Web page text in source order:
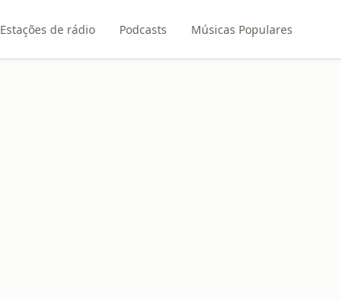
Estações de rádio Podcasts Músicas Populares